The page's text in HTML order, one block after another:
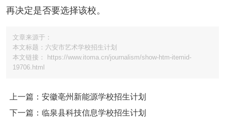
再决定是否要选择该校。
文章来源于：
本文标题：六安市艺术学校招生计划
本文链接： https://www.itoma.cn/journalism/show-htm-itemid-
19706.html
上一篇：安徽亳州新能源学校招生计划
下一篇：临泉县科技信息学校招生计划